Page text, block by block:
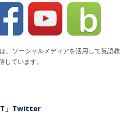
、ソーシャルメディアを活用して英語教
ています。
」Twitter